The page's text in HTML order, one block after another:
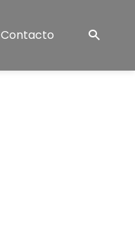
Contacto